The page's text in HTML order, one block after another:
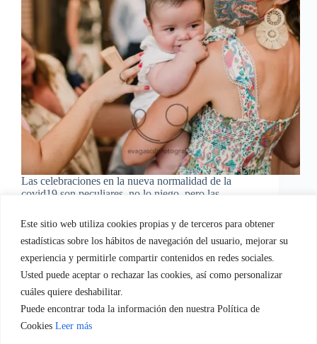
Este sitio web utiliza cookies propias y de terceros para obtener
estadísticas sobre los hábitos de navegación del usuario, mejorar su
experiencia y permitirle compartir contenidos en redes sociales.
Usted puede aceptar o rechazar las cookies, así como personalizar
cuáles quiere deshabilitar.
Puede encontrar toda la información den nuestra Política de
Cookies Leer más
Las celebraciones en la nueva normalidad de la
covid19 son peculiares, no lo niego, pero las
y todo eso merece ser capturado por mi cámara. Sino
Eva Gascon
31/07/2020
Quien soy Servicios empresa.
Servicios Familia
Blog
Regala-te Fotografia